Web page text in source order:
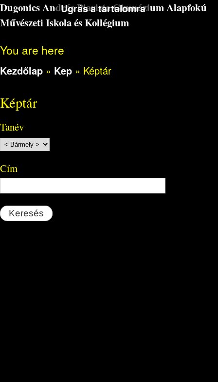
Ugrás a tartalomra
Dugonics András Piarista Gimnázium Alapfokú
Művészeti Iskola és Kollégium
You are here
Kezdőlap » Kep » Képtár
Képtár
Tanév
Cím